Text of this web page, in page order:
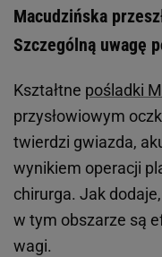
Macudzińska
Szczególną uwagę
Kształtne pośladki
przysłowiowym
twierdzi gwiazda,
wynikiem operacji
chirurga. Jak
w tym obszarze są
wagi.